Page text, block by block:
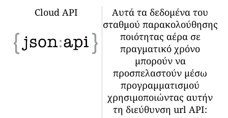
Cloud API
Αυτά τα δεδομένα του
σταθμού παρακολούθησης
ποιότητας αέρα σε
πραγματικό χρόνο
μπορούν να
προσπελαστούν μέσω
προγραμματισμού
χρησιμοποιώντας αυτήν
τη διεύθυνση url API: